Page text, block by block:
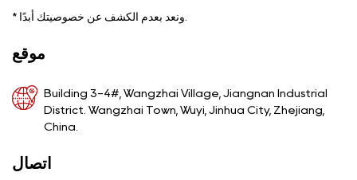
*
موقع
Building 3-4#, Wangzhai Village, Jiangnan Industrial
District. Wangzhai Town, Wuyi, Jinhua City, Zhejiang,
China.
اتصال